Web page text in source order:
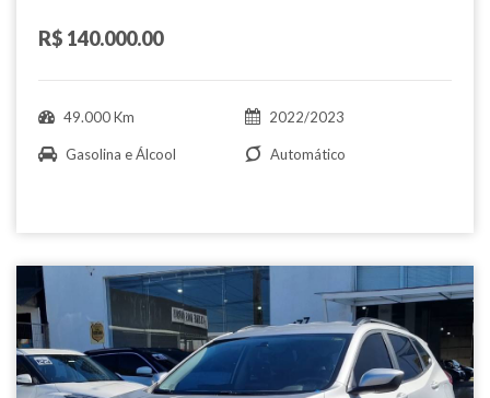
R$ 140.000.00
49.000 Km 2022/2023
Gasolina e Álcool Automático